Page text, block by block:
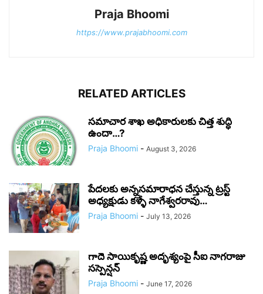
Praja Bhoomi
https://www.prajabhoomi.com
RELATED ARTICLES
సమాచార శాఖ అధికారులకు చిత్త శుద్ధి
ఉందా…?
Praja Bhoomi - August 3, 2026
పేదలకు అన్నసమారాధన చేస్తున్న ట్రస్ట్
అధ్యక్షుడు కళ్ళే నాగేశ్వరరావు…
Praja Bhoomi - July 13, 2026
గాదె సాయికృష్ణ అదృశ్యంపై సీఐ నాగరాజు
సస్పెన్షన్
Praja Bhoomi - June 17, 2026